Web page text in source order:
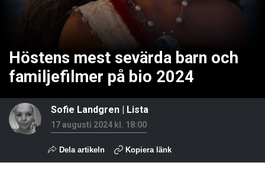
Höstens mest sevärda barn och
familjefilmer på bio 2024
Sofie Landgren | Lista
17 augusti 2024 kl. 18:00
Dela artikeln Kopiera länk